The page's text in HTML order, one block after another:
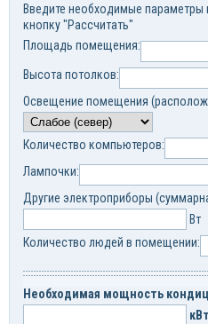
Введите необходимые
кнопку "Рассчитать"
Площадь помещения:
Высота потолков:
Освещение помещения
Количество компьютеров:
Лампочки:
Другие электроприборы
Вт
Количество людей в помещении:
Необходимая мощность
кВт